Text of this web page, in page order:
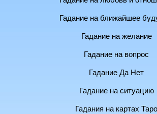
Гадание на ближайшее
Гадание на желание
Гадание на вопрос
Гадание Да Нет
Гадание на ситуацию
Гадания на картах Таро